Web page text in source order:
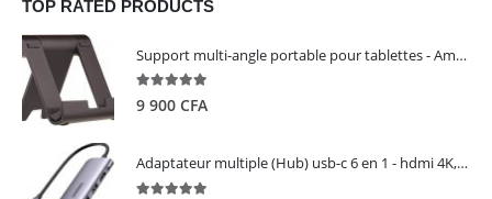
TOP RATED PRODUCTS
Support multi-angle portable pour tablettes - Amazon Basics
5.00out of 5
9 900 CFA
Adaptateur multiple (Hub) usb-c 6 en 1 - hdmi 4K, 3 ports USB 3.0 et lecteur de carte sd tf - UGREEN